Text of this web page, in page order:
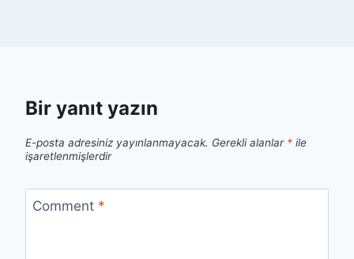
Bir yanıt yazın
E-posta adresiniz yayınlanmayacak. Gerekli alanlar * ile
işaretlenmişlerdir
Comment *